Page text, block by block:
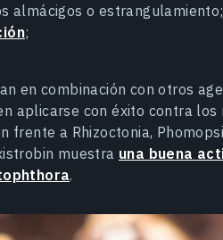
almácigos o estrangulamiento;
;
en combinación con otros
aplicarse con éxito contra los
frente a Rhizoctonia,
muestra una buena
.